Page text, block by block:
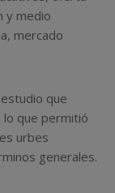
y medio
mercado
que
lo que permitió
urbes
generales.